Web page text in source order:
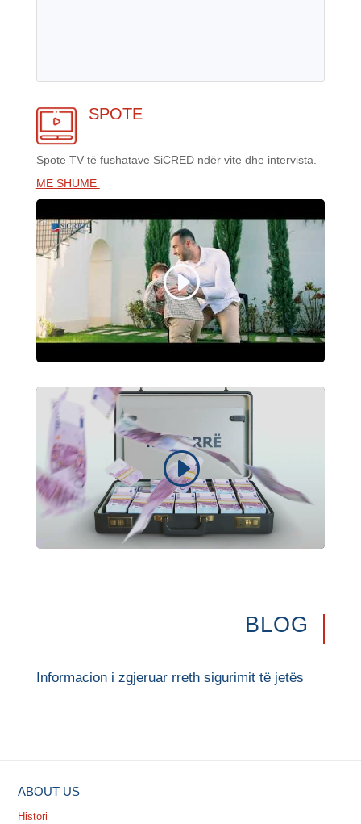
SPOTE
Spote TV të fushatave SiCRED ndër vite dhe intervista.
ME SHUME
BLOG
Informacion i zgjeruar rreth sigurimit të jetës
ABOUT US
Histori